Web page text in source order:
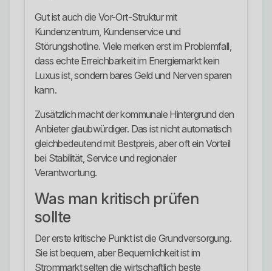
Gut ist auch die Vor-Ort-Struktur mit
Kundenzentrum, Kundenservice und
Störungshotline. Viele merken erst im Problemfall,
dass echte Erreichbarkeit im Energiemarkt kein
Luxus ist, sondern bares Geld und Nerven sparen
kann.
Zusätzlich macht der kommunale Hintergrund den
Anbieter glaubwürdiger. Das ist nicht automatisch
gleichbedeutend mit Bestpreis, aber oft ein Vorteil
bei Stabilität, Service und regionaler
Verantwortung.
Was man kritisch prüfen
sollte
Der erste kritische Punkt ist die Grundversorgung.
Sie ist bequem, aber Bequemlichkeit ist im
Strommarkt selten die wirtschaftlich beste